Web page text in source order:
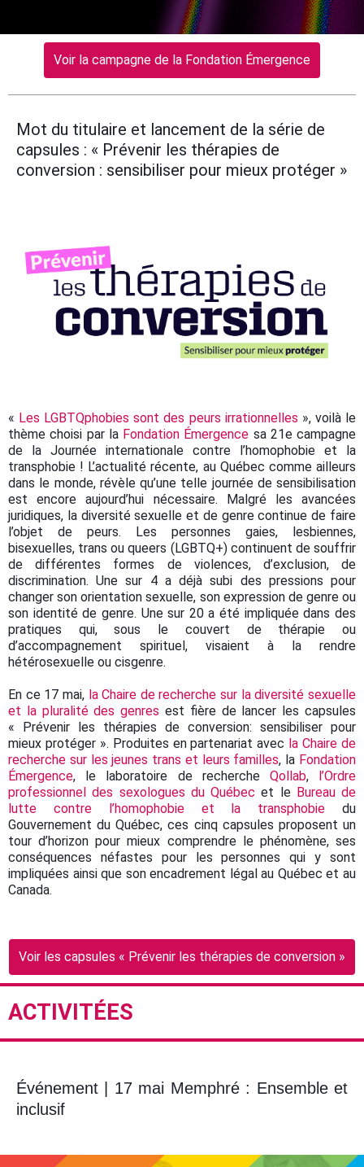
Voir la campagne de la Fondation Émergence
Mot du titulaire et lancement de la série de
capsules : « Prévenir les thérapies de
conversion : sensibiliser pour mieux protéger »
« Les LGBTQphobies sont des peurs irrationnelles », voilà le
thème choisi par la Fondation Émergence sa 21e campagne
de la Journée internationale contre l’homophobie et la
transphobie ! L’actualité récente, au Québec comme ailleurs
dans le monde, révèle qu’une telle journée de sensibilisation
est encore aujourd’hui nécessaire. Malgré les avancées
juridiques, la diversité sexuelle et de genre continue de faire
l’objet de peurs. Les personnes gaies, lesbiennes,
bisexuelles, trans ou queers (LGBTQ+) continuent de souffrir
de différentes formes de violences, d’exclusion, de
discrimination. Une sur 4 a déjà subi des pressions pour
changer son orientation sexuelle, son expression de genre ou
son identité de genre. Une sur 20 a été impliquée dans des
pratiques qui, sous le couvert de thérapie ou
d’accompagnement spirituel, visaient à la rendre
hétérosexuelle ou cisgenre.
En ce 17 mai,la Chaire de recherche sur la diversité sexuelle
et la pluralité des genres est fière de lancer les capsules
« Prévenir les thérapies de conversion: sensibiliser pour
mieux protéger ». Produites en partenariat avec la Chaire de
recherche sur les jeunes trans et leurs familles, la Fondation
Émergence, le laboratoire de recherche Qollab,
l’Ordre
professionnel des sexologues du Québec et leBureau de
lutte contre l’homophobie et la transphobie du
Gouvernement du Québec, ces cinq capsules proposent un
tour d’horizon pour mieux comprendre le phénomène, ses
conséquences néfastes pour les personnes qui y sont
impliquées ainsi que son encadrement légal au Québec et au
Canada.
Voir les capsules « Prévenir les thérapies de conversion »
ACTIVITÉES
Événement | 17 mai Memphré : Ensemble et
inclusif